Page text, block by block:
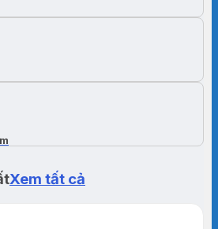
Xem tất cả